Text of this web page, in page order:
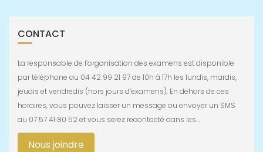
CONTACT
La responsable de l’organisation des examens est disponible
par téléphone au 04 42 99 21 97 de 10h à 17h les lundis, mardis,
jeudis et vendredis (hors jours d’examens). En dehors de ces
horaires, vous pouvez laisser un message ou envoyer un SMS
au 07 57 41 80 52 et vous serez recontacté dans les…
Nous joindre